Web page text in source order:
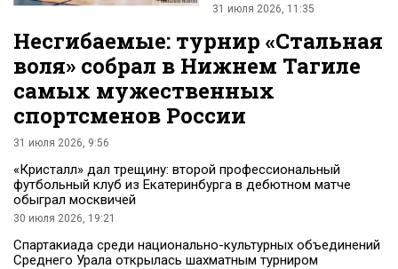
31 июля 2026, 11:35
Несгибаемые: турнир «Стальная
воля» собрал в Нижнем Тагиле
самых мужественных
спортсменов России
31 июля 2026, 9:56
«Кристалл» дал трещину: второй профессиональный
футбольный клуб из Екатеринбурга в дебютном матче
обыграл москвичей
30 июля 2026, 19:21
Спартакиада среди национально-культурных объединений
Среднего Урала открылась шахматным турниром